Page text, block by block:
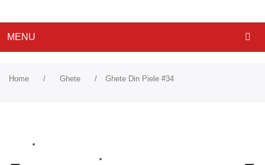
MENU
Home / Ghete / Ghete Din Piele #34